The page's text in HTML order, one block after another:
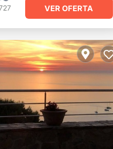
VER OFERTA